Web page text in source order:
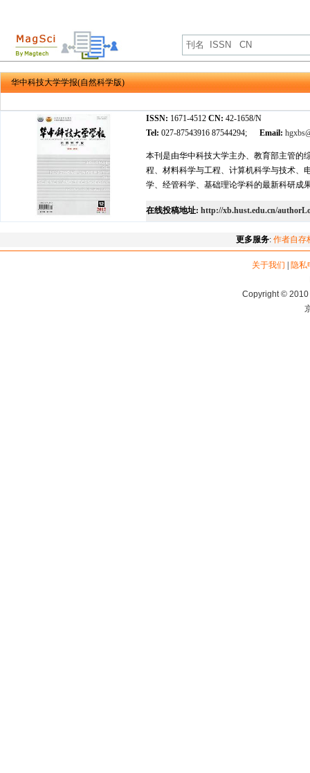
华中科技大学学报(自然科学版)
ISSN: 1671-4512 CN: 42-1658/N
Tel: 027-87543916 87544294; Email:
本刊是由华中科技大学主办、教育部主管的
程、材料科学与工程、计算机科学与技术、
学、经管科学、基础理论学科的最新科研成
在线投稿地址: http://xb.hust.edu.cn/
更多服务: 作者自存
关于我们
隐私
Copyright © 2010